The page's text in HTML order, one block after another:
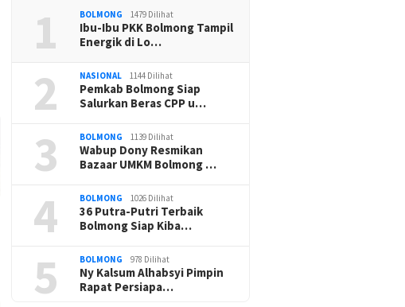
1 BOLMONG 1479 Dilihat
Ibu-Ibu PKK Bolmong Tampil
Energik di Lo…
2 NASIONAL 1144 Dilihat
Pemkab Bolmong Siap
Salurkan Beras CPP u…
3 BOLMONG 1139 Dilihat
Wabup Dony Resmikan
Bazaar UMKM Bolmong …
4 BOLMONG 1026 Dilihat
36 Putra-Putri Terbaik
Bolmong Siap Kiba…
5 BOLMONG 978 Dilihat
Ny Kalsum Alhabsyi Pimpin
Rapat Persiapa…